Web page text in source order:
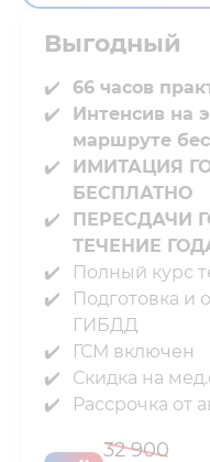
Выгодный⁣⁣
66 часов
Интенсив на
маршруте
ИМИТАЦИЯ
БЕСПЛАТНО
ПЕРЕСДАЧИ
ТЕЧЕНИЕ
Полный курс
Подготовка и
ГИБДД
ГСМ включен⁣⁣⁣⁣
Скидка на
Рассрочка от
32 900